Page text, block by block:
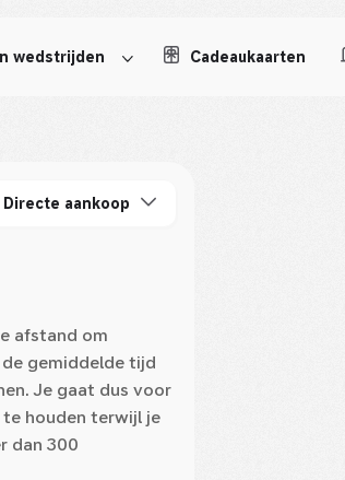
wedstrijden Cadeaukaarten
aankoop
afstand om
gemiddelde tijd
Je gaat dus voor
houden terwijl je
dan 300